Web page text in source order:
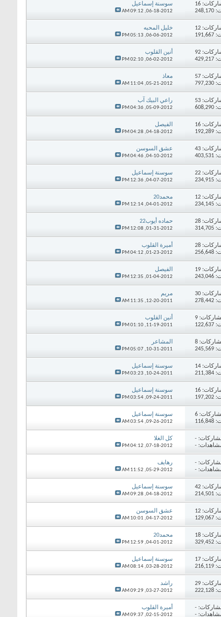
16
سوسنة إسماعيل
06-18-2012,
09:12 AM
12
خليل المحبه
06-06-2012,
05:13 PM
92
أنين القلوب
06-02-2012,
02:10 PM
57
معاذ
05-21-2012,
11:04 AM
53
راعي البيك آب
05-09-2012,
04:36 PM
16
الفيصل
04-18-2012,
04:28 PM
43
عشق السوسن
04-10-2012,
04:46 PM
22
سوسنة إسماعيل
04-07-2012,
12:36 PM
12
محمد20
04-01-2012,
12:14 PM
28
حماده أيوب22
01-31-2012,
12:08 PM
28
أميرة القلوب
01-23-2012,
04:12 PM
19
الفيصل
01-04-2012,
12:35 PM
30
مريم
12-20-2011,
11:35 AM
9
أنين القلوب
11-19-2011,
01:10 PM
8
المشاعر
10-31-2011,
05:07 PM
14
سوسنة إسماعيل
10-24-2011,
03:23 PM
16
سوسنة إسماعيل
09-24-2011,
03:54 PM
6
سوسنة إسماعيل
09-26-2012,
03:54 AM
-
-
كل الغلا
07-18-2012,
04:12 PM
-
-
رهايف
05-29-2012,
11:52 AM
42
سوسنة إسماعيل
04-18-2012,
09:28 AM
12
عشق السوسن
04-17-2012,
10:01 AM
18
محمد20
04-01-2012,
12:59 PM
17
سوسنة إسماعيل
03-28-2012,
08:14 AM
29
راشد
03-27-2012,
09:29 AM
-
-
أميرة القلوب
02-15-2012,
09:37 AM